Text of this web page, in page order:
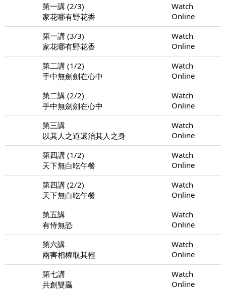
第一講 (2/3)
家花哪有野花香
Watch
Online
第一講 (3/3)
家花哪有野花香
Watch
Online
第二講 (1/2)
手中無劍劍在心中
Watch
Online
第二講 (2/2)
手中無劍劍在心中
Watch
Online
第三講
以其人之道還治其人之身
Watch
Online
第四講 (1/2)
天下無白吃午餐
Watch
Online
第四講 (2/2)
天下無白吃午餐
Watch
Online
第五講
有恃無恐
Watch
Online
第六講
兩害相權取其輕
Watch
Online
第七講
共創雙贏
Watch
Online